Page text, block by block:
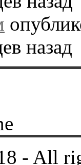
назад
- All